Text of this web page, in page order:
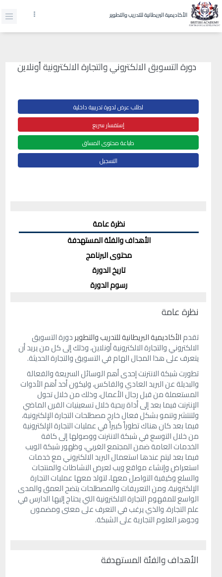
الأكاديمية البريطانية للتدريب والتطوير
دورة التسويق الالكتروني والتجارة الالكترونية أونلاين
لطلب عرض لدورة تدريبية داخلية
إستفسار سريع
طباعة محتوى المساق
التسجيل
نظرة عامة
الأهداف والفئة المستهدفة
محتوى البرنامج
تاريخ الدورة
رسوم الدورة
نظرة عامة
تقدمالأكاديمية البريطانية للتدريب والتطويردورة التسويق
الالكتروني والتجارة الالكترونية أونلاين، وذلك إلى كل من يريد أن
يتعرف على هذا المجال الهام في التسويق والتجارة الحديثة.
تطورت شبكة الانترنت إحدى أهم الوسائل السريعة والفعالة
والبديلة عن البريد العادي والفاكس، وليكون أحد أهم الأدوات
المستعملة من قبل رجال الأعمال، وذلك من خلال تحول
الإنترنت فيما بعد إلى أداة ربحية خلال تسعينيات القرن الماضي
ولتنتشر وتنمو بشكل فعال خارج مصطلحات التجارة الإلكترونية،
فيما بعد كان هناك تطوراً كبيراً في عمليات التجارة الإلكترونية
من خلال التوسع في شبكة الانترنت ووصولها إلى كافة
الخدمات العامة ضمن المجتمع الغربي، وظهور شبكة الويب
فيما بعد ليتم عندها استعمال البريد الالكتروني مع خدمات
استعراض وإنشاء مواقع ويب لعرض النشاطات والمنتجات
والسلع وكيفية التواصل معها، لتولد معها عمليات التجارة
الإلكترونية، ومن التعريفات والمصطلحات يتضح العمق والمدى
الواسع للمفهوم التجارة الالكترونية التي يحتاج إليها الدارس في
علم التجارة، والذي يرغب في التعرف على معنى ومضمون
وجوهر العلوم التجارية على الشبكة.
الأهداف والفئة المستهدفة